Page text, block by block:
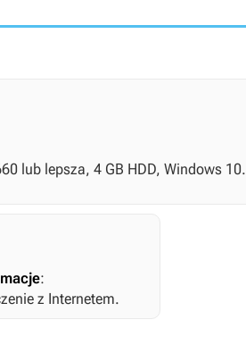
lub lepsza, 4 GB HDD, Windows 10.
:
z Internetem.